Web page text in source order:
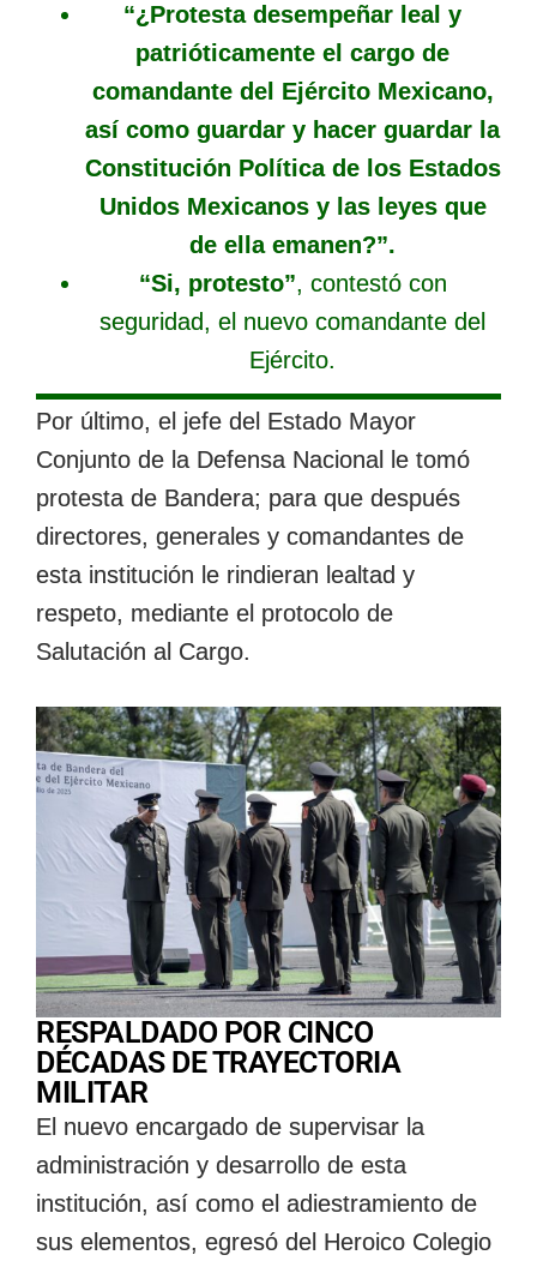
“¿Protesta desempeñar leal y
patrióticamente el cargo de
comandante del Ejército Mexicano,
así como guardar y hacer guardar la
Constitución Política de los Estados
Unidos Mexicanos y las leyes que
de ella emanen?”.
“Si, protesto”, contestó con
seguridad, el nuevo comandante del
Ejército.
Por último, el jefe del Estado Mayor
Conjunto de la Defensa Nacional le tomó
protesta de Bandera; para que después
directores, generales y comandantes de
esta institución le rindieran lealtad y
respeto, mediante el protocolo de
Salutación al Cargo.
RESPALDADO POR CINCO
DÉCADAS DE TRAYECTORIA
MILITAR
El nuevo encargado de supervisar la
administración y desarrollo de esta
institución, así como el adiestramiento de
sus elementos, egresó del Heroico Colegio